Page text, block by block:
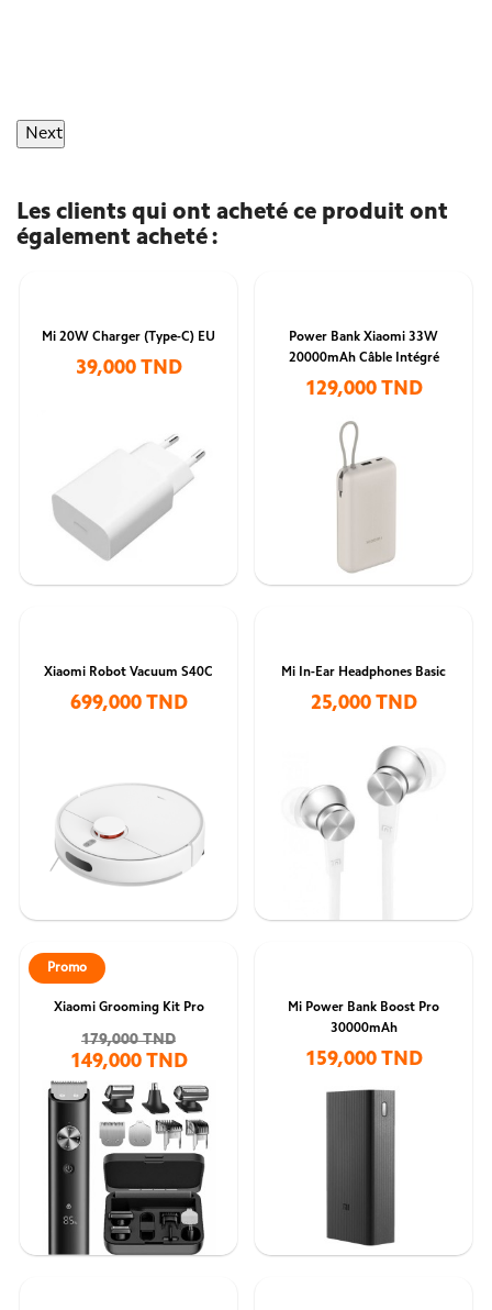
Next
Les clients qui ont acheté ce produit ont
également acheté :
Mi 20W Charger (Type-C) EU
39,000 TND
Power Bank Xiaomi 33W
20000mAh Câble Intégré
129,000 TND
Xiaomi Robot Vacuum S40C
699,000 TND
Mi In-Ear Headphones Basic
25,000 TND
Xiaomi Grooming Kit Pro
179,000 TND
149,000 TND
Promo
Mi Power Bank Boost Pro
30000mAh
159,000 TND